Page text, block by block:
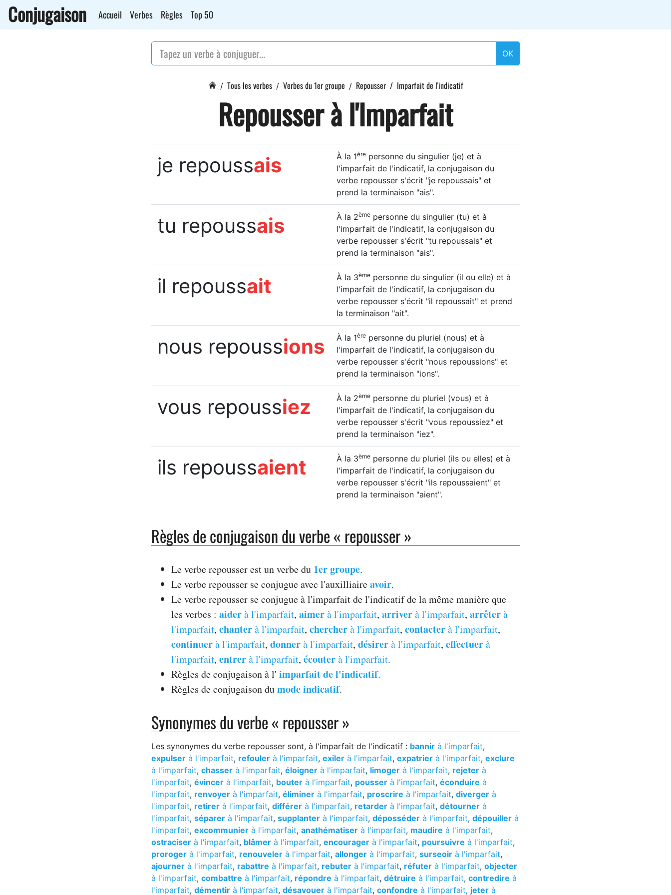
Conjugaison Accueil Verbes Règles Top 50
OK
Tous les verbes Verbes du 1er groupe Repousser Imparfait de l'indicatif
Repousser à l'Imparfait
je repoussais À la 1ère personne du singulier (je) et à
l'imparfait de l'indicatif, la conjugaison du
verbe repousser s'écrit "je repoussais" et
prend la terminaison "ais".
tu repoussais À la 2ème personne du singulier (tu) et à
l'imparfait de l'indicatif, la conjugaison du
verbe repousser s'écrit "tu repoussais" et
prend la terminaison "ais".
il repoussait À la 3ème personne du singulier (il ou elle) et à
l'imparfait de l'indicatif, la conjugaison du
verbe repousser s'écrit "il repoussait" et prend
la terminaison "ait".
nous repoussions À la 1ère personne du pluriel (nous) et à
l'imparfait de l'indicatif, la conjugaison du
verbe repousser s'écrit "nous repoussions" et
prend la terminaison "ions".
vous repoussiez À la 2ème personne du pluriel (vous) et à
l'imparfait de l'indicatif, la conjugaison du
verbe repousser s'écrit "vous repoussiez" et
prend la terminaison "iez".
ils repoussaient À la 3ème personne du pluriel (ils ou elles) et à
l'imparfait de l'indicatif, la conjugaison du
verbe repousser s'écrit "ils repoussaient" et
prend la terminaison "aient".
Règles de conjugaison du verbe « repousser »
Le verbe repousser est un verbe du 1er groupe.
Le verbe repousser se conjugue avec l'auxilliaireavoir.
Le verbe repousser se conjugue à l'imparfait de l'indicatif de la même manière que
les verbes : aiderà l'imparfait, aimerà l'imparfait, arriverà l'imparfait, arrêterà
l'imparfait, chanterà l'imparfait, chercherà l'imparfait, contacterà l'imparfait,
continuerà l'imparfait, donnerà l'imparfait, désirerà l'imparfait, effectuerà
l'imparfait, entrerà l'imparfait, écouterà l'imparfait.
Règles de conjugaison à l' imparfait de l'indicatif.
Règles de conjugaison dumode indicatif.
Synonymes du verbe « repousser »
Les synonymes du verbe repousser sont, à l'imparfait de l'indicatif : bannir à l'imparfait,
expulser à l'imparfait, refouler à l'imparfait, exiler à l'imparfait, expatrier à l'imparfait, exclure
à l'imparfait, chasser à l'imparfait, éloigner à l'imparfait, limoger à l'imparfait, rejeter à
l'imparfait, évincer à l'imparfait, bouter à l'imparfait, pousser à l'imparfait, éconduire à
l'imparfait, renvoyer à l'imparfait, éliminer à l'imparfait, proscrire à l'imparfait, diverger à
l'imparfait, retirer à l'imparfait, différer à l'imparfait, retarder à l'imparfait, détourner à
l'imparfait, séparer à l'imparfait, supplanter à l'imparfait, déposséder à l'imparfait, dépouiller à
l'imparfait, excommunier à l'imparfait, anathématiser à l'imparfait, maudire à l'imparfait,
ostraciser à l'imparfait, blâmer à l'imparfait, encourager à l'imparfait, poursuivre à l'imparfait,
proroger à l'imparfait, renouveler à l'imparfait, allonger à l'imparfait, surseoir à l'imparfait,
ajourner à l'imparfait, rabattre à l'imparfait, rebuter à l'imparfait, réfuter à l'imparfait, objecter
à l'imparfait, combattre à l'imparfait, répondre à l'imparfait, détruire à l'imparfait, contredire à
l'imparfait, démentir à l'imparfait, désavouer à l'imparfait, confondre à l'imparfait, jeter à